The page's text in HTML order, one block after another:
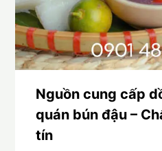
Nguồn cung cấp
quán bún đậu –
tín